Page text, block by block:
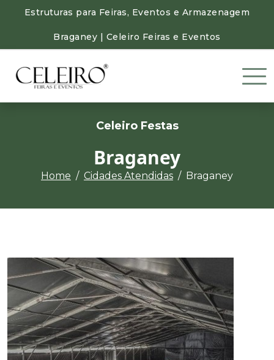
Estruturas para Feiras, Eventos e Armazenagem
Braganey | Celeiro Feiras e Eventos
Celeiro Festas
Braganey
Home Cidades Atendidas Braganey